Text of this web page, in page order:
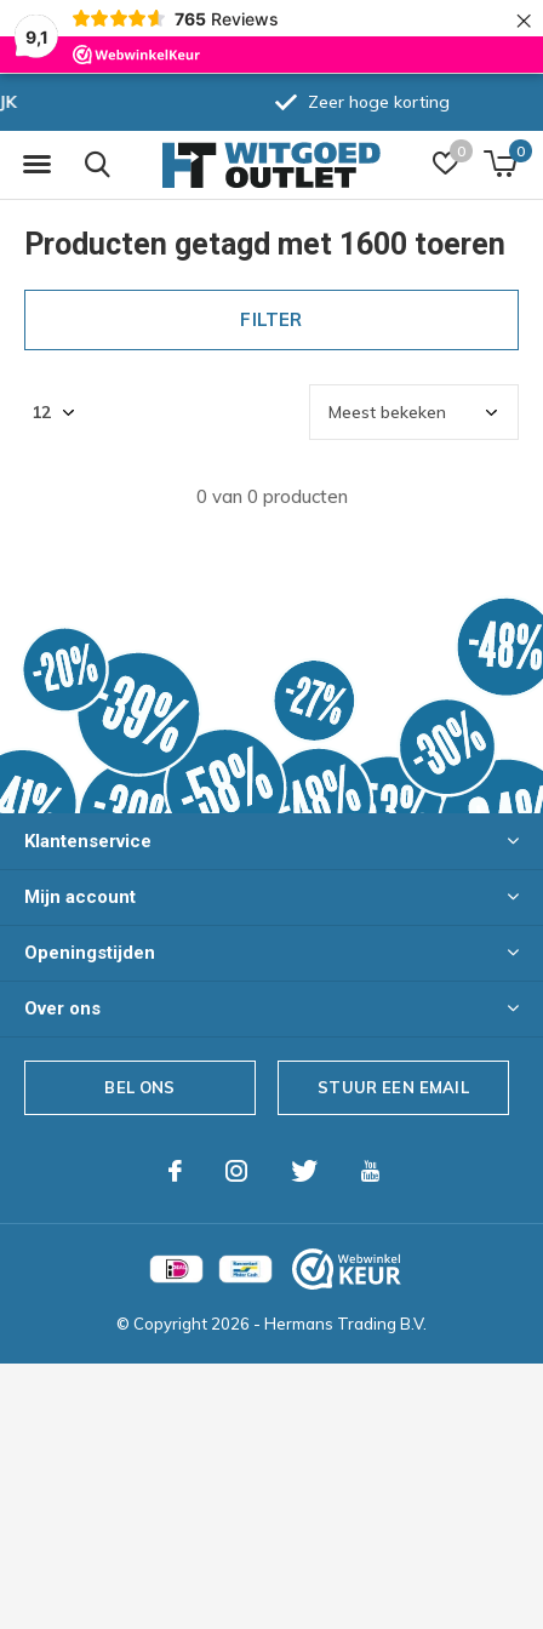
9,1
765 Reviews ×
0 0
Zeer hoge korting
Producten getagd met 1600 toeren
FILTER
0 van 0 producten
Klantenservice
Mijn account
Openingstijden
Over ons
BEL ONS STUUR EEN EMAIL
© Copyright 2026 - Hermans Trading B.V.